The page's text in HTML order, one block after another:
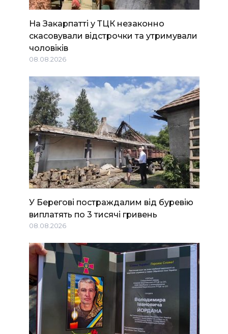
На Закарпатті у ТЦК незаконно
скасовували відстрочки та утримували
чоловіків
08.08.2026
У Берегові постраждалим від буревію
виплатять по 3 тисячі гривень
08.08.2026